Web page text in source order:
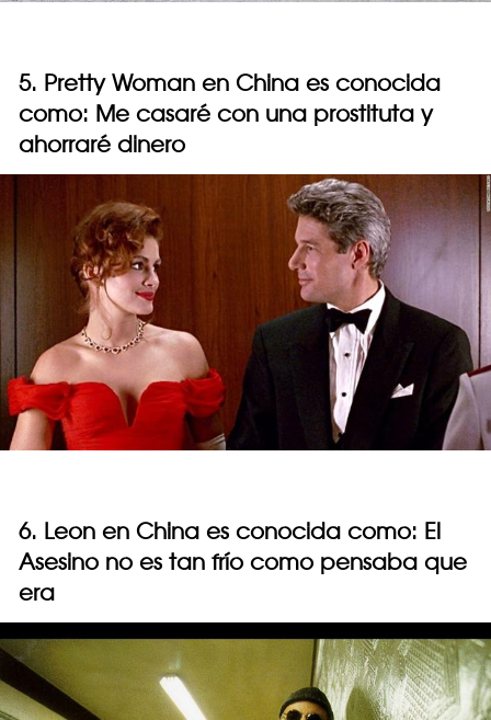
5. Pretty Woman en China es conocida
como: Me casaré con una prostituta y
ahorraré dinero
6. Leon en China es conocida como: El
Asesino no es tan frío como pensaba que
era